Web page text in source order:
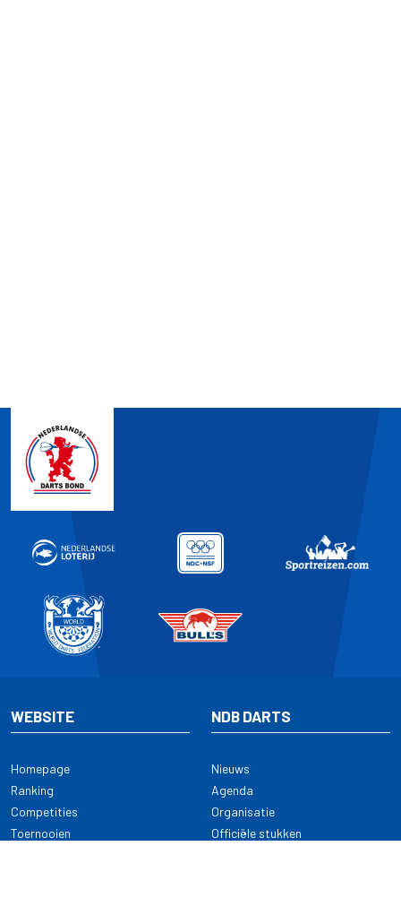
WEBSITE
Homepage
Ranking
Competities
Toernooien
NDB DARTS
Nieuws
Agenda
Organisatie
Officiële stukken